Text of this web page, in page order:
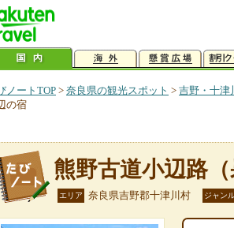
ノートTOP> 奈良県の観光スポット > 吉野・十津
の宿
熊野古道小辺路（
エリア 奈良県吉野郡十津川村 ジャン